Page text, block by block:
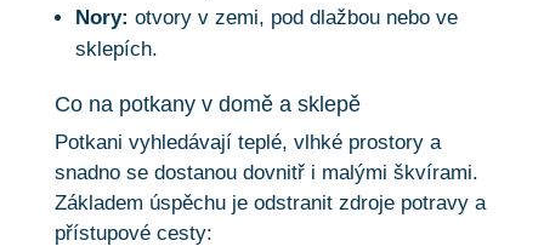
Nory: otvory v zemi, pod dlažbou nebo ve
sklepích.
Co na potkany v domě a sklepě
Potkani vyhledávají teplé, vlhké prostory a
snadno se dostanou dovnitř i malými škvírami.
Základem úspěchu je odstranit zdroje potravy a
přístupové cesty: